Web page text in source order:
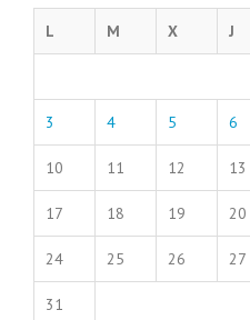
L M X J
3 4 5 6
10 11 12 13
17 18 19 20
24 25 26 27
31